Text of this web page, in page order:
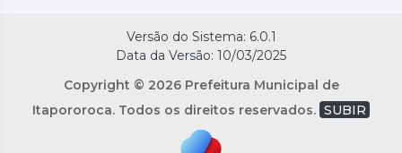
Versão do Sistema: 6.0.1
Data da Versão: 10/03/2025
Copyright © 2026 Prefeitura Municipal de
Itapororoca. Todos os direitos reservados. SUBIR